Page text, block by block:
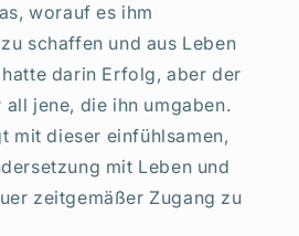
worauf es ihm
schaffen und aus Leben
darin Erfolg, aber der
jene, die ihn umgaben.
mit dieser einfühlsamen,
mit Leben und
zeitgemäßer Zugang zu